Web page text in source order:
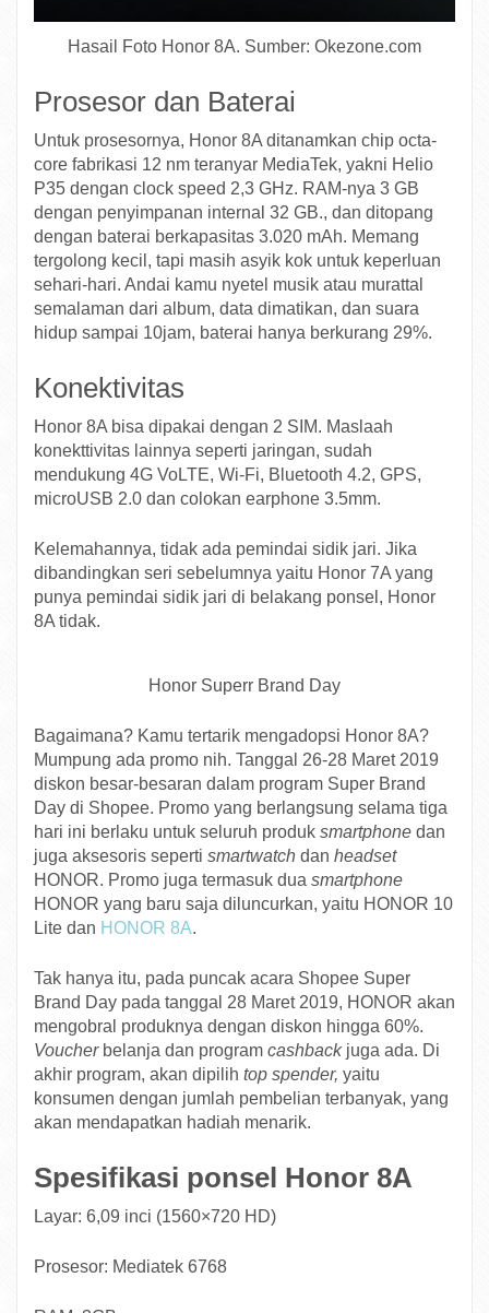
Hasail Foto Honor 8A. Sumber: Okezone.com
Prosesor dan Baterai
Untuk prosesornya, Honor 8A ditanamkan chip octa-
core fabrikasi 12 nm teranyar MediaTek, yakni Helio
P35 dengan clock speed 2,3 GHz. RAM-nya 3 GB
dengan penyimpanan internal 32 GB., dan ditopang
dengan baterai berkapasitas 3.020 mAh. Memang
tergolong kecil, tapi masih asyik kok untuk keperluan
sehari-hari. Andai kamu nyetel musik atau murattal
semalaman dari album, data dimatikan, dan suara
hidup sampai 10jam, baterai hanya berkurang 29%.
Konektivitas
Honor 8A bisa dipakai dengan 2 SIM. Maslaah
konekttivitas lainnya seperti jaringan, sudah
mendukung 4G VoLTE, Wi-Fi, Bluetooth 4.2, GPS,
microUSB 2.0 dan colokan earphone 3.5mm.
Kelemahannya, tidak ada pemindai sidik jari. Jika
dibandingkan seri sebelumnya yaitu Honor 7A yang
punya pemindai sidik jari di belakang ponsel, Honor
8A tidak.
Honor Superr Brand Day
Bagaimana? Kamu tertarik mengadopsi Honor 8A?
Mumpung ada promo nih. Tanggal 26-28 Maret 2019
diskon besar-besaran dalam program Super Brand
Day di Shopee. Promo yang berlangsung selama tiga
hari ini berlaku untuk seluruh produk smartphone dan
juga aksesoris seperti smartwatch dan headset
HONOR. Promo juga termasuk dua smartphone
HONOR yang baru saja diluncurkan, yaitu HONOR 10
Lite dan HONOR 8A.
Tak hanya itu, pada puncak acara Shopee Super
Brand Day pada tanggal 28 Maret 2019, HONOR akan
mengobral produknya dengan diskon hingga 60%.
Voucher belanja dan program cashbackjuga ada. Di
akhir program, akan dipilih top spender, yaitu
konsumen dengan jumlah pembelian terbanyak, yang
akan mendapatkan hadiah menarik.
Spesifikasi ponsel Honor 8A
Layar: 6,09 inci (1560×720 HD)
Prosesor: Mediatek 6768